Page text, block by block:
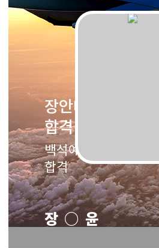
장안대학교 항공
합격
백석예술대학교 항
합격
장○윤